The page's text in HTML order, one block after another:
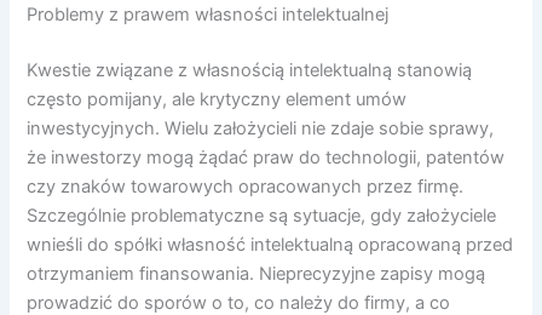
Problemy z prawem własności intelektualnej
Kwestie związane z własnością intelektualną stanowią
często pomijany, ale krytyczny element umów
inwestycyjnych. Wielu założycieli nie zdaje sobie sprawy,
że inwestorzy mogą żądać praw do technologii, patentów
czy znaków towarowych opracowanych przez firmę.
Szczególnie problematyczne są sytuacje, gdy założyciele
wnieśli do spółki własność intelektualną opracowaną przed
otrzymaniem finansowania. Nieprecyzyjne zapisy mogą
prowadzić do sporów o to, co należy do firmy, a co